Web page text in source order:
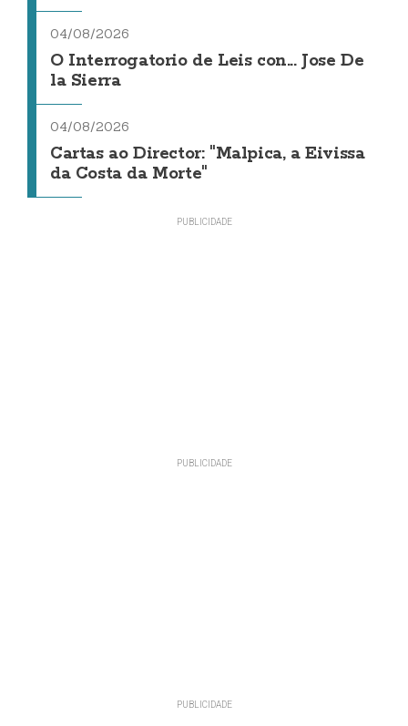
04/08/2026
O Interrogatorio de Leis con... Jose De
la Sierra
04/08/2026
Cartas ao Director: "Malpica, a Eivissa
da Costa da Morte"